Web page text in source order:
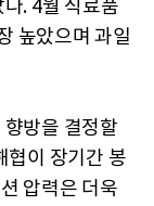
. 4월 식료품
높았으며 과일
방을 결정할
협이 장기간 봉
압력은 더욱